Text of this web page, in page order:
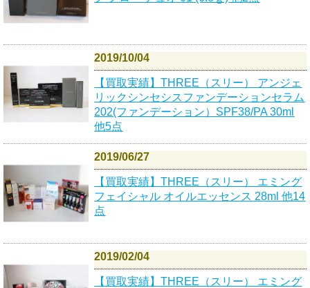
2019/10/04
【買取実績】THREE（スリー） アンジェ
リックシンセシスファンデーションセラム
202(ファンデーション）SPF38/PA 30ml
他5点
2019/06/27
【買取実績】THREE（スリー） エミング
フェイシャル オイルエッセンス 28ml 他14
点
2019/02/04
【買取実績】THREE（スリー） エミング